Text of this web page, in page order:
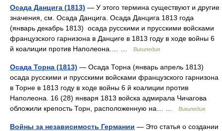
Осада Данцига (1813) — У этого термина существуют и другие
значения, см. Осада Данцига. Осада Данцига 1813 года
(январь декабрь 1813) осада русскими и прусскими войсками
французского гарнизона в Данциге в 1813 году в ходе войны 6
й коалиции против Наполеона.… …
Википедия
Осада Торна (1813) — Осада Торна (январь апрель 1813)
осада русскими и прусскими войсками французского гарнизона
в Торне в 1813 году в ходе войны 6 й коалиции против
Наполеона. 16 (28) января 1813 войска адмирала Чичагова
обложили крепость Торн, расположенную на… …
Википедия
Войны за независимость Германии — Это статья о создании